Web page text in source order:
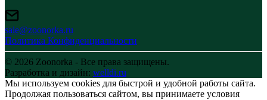
sale@zoonorka.ru
Политика Конфиденциальности
© 2026 Zoonorka - Все права защищены.
Разработка и дизайн: welldi.ru
Мы используем cookies для быстрой и удобной работы сайта.
Продолжая пользоваться сайтом, вы принимаете условия